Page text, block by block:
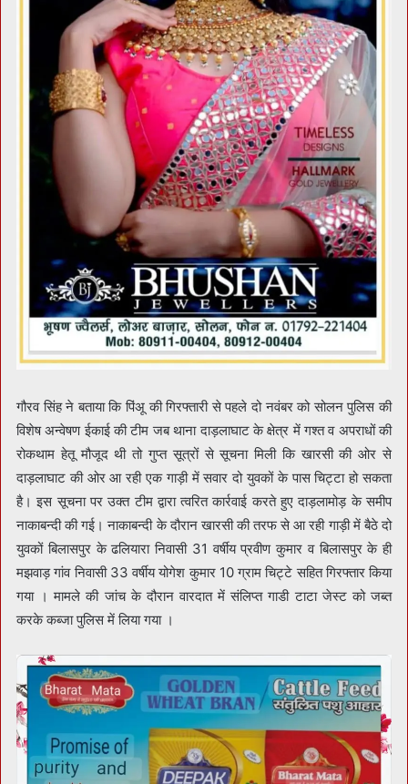
गौरव सिंह ने बताया कि पिंअू की गिरफ्तारी से पहले दो नवंबर को सोलन पुलिस की
विशेष अन्वेषण ईकाई की टीम जब थाना दाड़लाघाट के क्षेत्र में गश्त व अपराधों की
रोकथाम हेतू मौजूद थी तो गुप्त सूत्रों से सूचना मिली कि खारसी की ओर से
दाड़लाघाट की ओर आ रही एक गाड़ी में सवार दो युवकों के पास चिट्टा हो सकता
है। इस सूचना पर उक्त टीम द्वारा त्वरित कार्रवाई करते हुए दाड़लामोड़ के समीप
नाकाबन्दी की गई। नाकाबन्दी के दौरान खारसी की तरफ से आ रही गाड़ी में बैठे दो
युवकों बिलासपुर के ढलियारा निवासी 31 वर्षीय प्रवीण कुमार व बिलासपुर के ही
मझवाड़ गांव निवासी 33 वर्षीय योगेश कुमार 10 ग्राम चिट्टे सहित गिरफ्तार किया
गया । मामले की जांच के दौरान वारदात में संलिप्त गाडी टाटा जेस्ट को जब्त
करके कब्जा पुलिस में लिया गया ।